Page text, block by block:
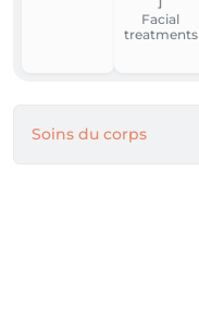
Facial
treatments
Soins du corps